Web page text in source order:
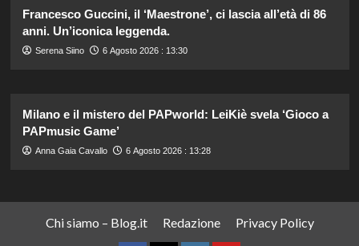
Francesco Guccini, il ‘Maestrone’, ci lascia all’età di 86
anni. Un’iconica leggenda.
Serena Siino 6 Agosto 2026 : 13:30
Milano e il mistero del PAPworld: LeiKiè svela ‘Gioco a
PAPmusic Game’
Anna Gaia Cavallo 6 Agosto 2026 : 13:28
Chi siamo – Blog.it Redazione Privacy Policy